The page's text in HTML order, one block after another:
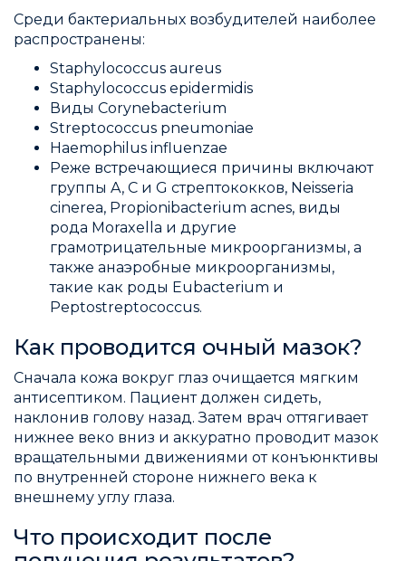
Среди бактериальных возбудителей наиболее
распространены:
Staphylococcus aureus
Staphylococcus epidermidis
Виды Corynebacterium
Streptococcus pneumoniae
Haemophilus influenzae
Реже встречающиеся причины включают
группы A, C и G стрептококков, Neisseria
cinerea, Propionibacterium acnes, виды
рода Moraxella и другие
грамотрицательные микроорганизмы, а
также анаэробные микроорганизмы,
такие как роды Eubacterium и
Peptostreptococcus.
Как проводится очный мазок?
Сначала кожа вокруг глаз очищается мягким
антисептиком. Пациент должен сидеть,
наклонив голову назад. Затем врач оттягивает
нижнее веко вниз и аккуратно проводит мазок
вращательными движениями от конъюнктивы
по внутренней стороне нижнего века к
внешнему углу глаза.
Что происходит после